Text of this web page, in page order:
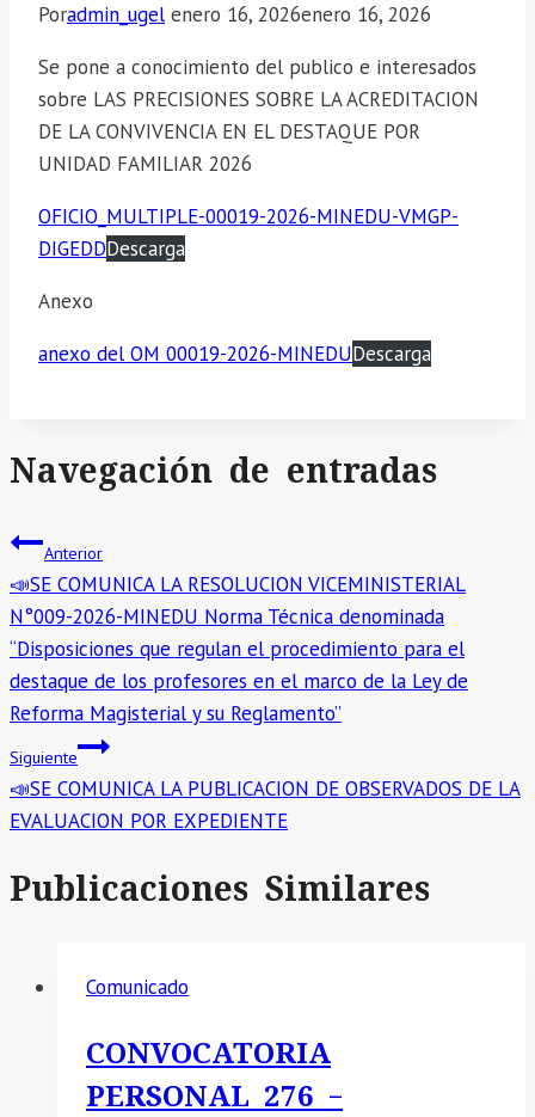
Poradmin_ugel enero 16, 2026enero 16, 2026
Se pone a conocimiento del publico e interesados
sobre LAS PRECISIONES SOBRE LA ACREDITACION
DE LA CONVIVENCIA EN EL DESTAQUE POR
UNIDAD FAMILIAR 2026
OFICIO_MULTIPLE-00019-2026-MINEDU-VMGP-
DIGEDDDescarga
Anexo
anexo del OM 00019-2026-MINEDUDescarga
Navegación de entradas
Anterior
📣SE COMUNICA LA RESOLUCION VICEMINISTERIAL
N°009-2026-MINEDU Norma Técnica denominada
“Disposiciones que regulan el procedimiento para el
destaque de los profesores en el marco de la Ley de
Reforma Magisterial y su Reglamento”
Siguiente
📣SE COMUNICA LA PUBLICACION DE OBSERVADOS DE LA
EVALUACION POR EXPEDIENTE
Publicaciones Similares
Comunicado
CONVOCATORIA
PERSONAL 276 –